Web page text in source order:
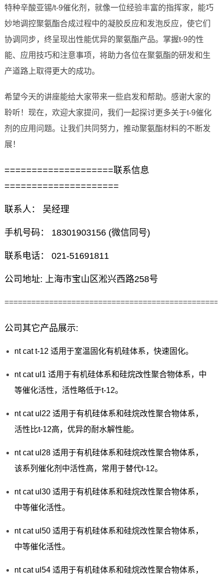
特种辛酸亚锡/t-9催化剂，就像一位经验丰富的指挥家，能巧
妙地调控聚氨酯合成过程中的凝胶反应和发泡反应，使它们
协调同步，终呈现出性能优异的聚氨酯产品。掌握t-9的性
能、应用技巧和注意事项，将助力各位在聚氨酯的研发和生
产道路上取得更大的成功。
希望今天的讲座能给大家带来一些启发和帮助。感谢大家的
聆听！现在，欢迎大家提问，我们一起探讨更多关于t-9催化
剂的应用问题。让我们共同努力，推动聚氨酯材料的不断发
展！
====================联系信息
=====================
联系人： 吴经理
手机号码： 18301903156 (微信同号)
联系电话： 021-51691811
公司地址: 上海市宝山区淞兴西路258号
公司其它产品展示:
nt cat t-12 适用于室温固化有机硅体系，快速固化。
nt cat ul1 适用于有机硅体系和硅烷改性聚合物体系，中
等催化活性，活性略低于t-12。
nt cat ul22 适用于有机硅体系和硅烷改性聚合物体系，
活性比t-12高，优异的耐水解性能。
nt cat ul28 适用于有机硅体系和硅烷改性聚合物体系，
该系列催化剂中活性高，常用于替代t-12。
nt cat ul30 适用于有机硅体系和硅烷改性聚合物体系，
中等催化活性。
nt cat ul50 适用于有机硅体系和硅烷改性聚合物体系，
中等催化活性。
nt cat ul54 适用于有机硅体系和硅烷改性聚合物体系，